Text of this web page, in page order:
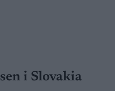
i Slovakia